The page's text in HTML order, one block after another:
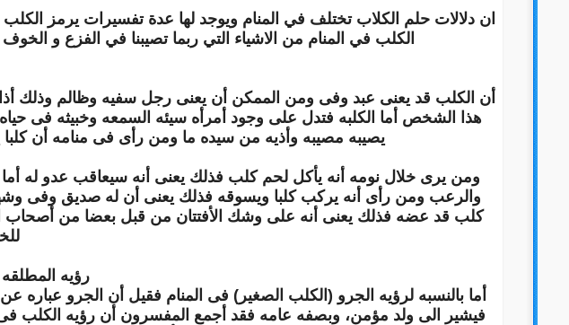
ان دلالات حلم الكلاب تختلف في المنام ويوجد لها عدة تفسيرات يرمز
الكلب في المنام من الاشياء التي ربما تصيبنا في الفزع و
أن الكلب قد يعنى عبد وفى ومن الممكن أن يعنى رجل سفيه وظالم وذلك
هذا الشخص أما الكلبه فتدل على وجود أمرأه سيئه السمعه وخبيثه فى
يصيبه مصيبه وأذيه من سيده ما ومن رأى فى منامه أن
ومن يرى خلال نومه أنه يأكل لحم كلب فذلك يعنى أنه سيعاقب عدو
والرعب ومن رأى أنه يركب كلبا ويسوقه فذلك يعنى أن له صديق وفى
كلب قد عضه فذلك يعنى أنه على وشك الأفتتان من قبل بعضا من
رؤيه
أما بالنسبه لرؤيه الجرو (الكلب الصغير) فى المنام فقيل أن الجرو عباره
فيشير الى ولد مؤمن، وبصفه عامه فقد أجمع المفسرون أن رؤيه الكلب